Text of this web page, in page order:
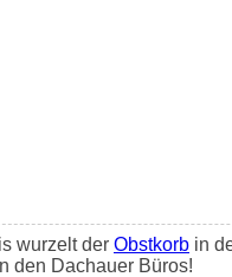
wurzelt der Obstkorb in
den Dachauer Büros!